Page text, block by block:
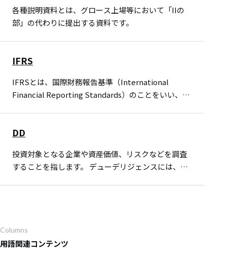
各種説明資料とは、グロース上場等において「IIの
部」の代わりに提出する資料です。
IFRS
IFRSとは、国際財務報告基準（International
Financial Reporting Standards）のことをいい、グ
DD
投資対象となる企業や資産価値、リスクなどを調査
することを指します。 デューデリジェンスには、組
Columns
用語関連コンテンツ